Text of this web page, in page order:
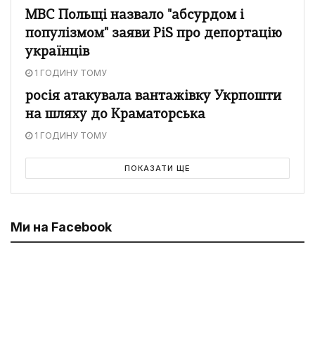
МВС Польщі назвало "абсурдом і
популізмом" заяви PiS про депортацію
українців
1 ГОДИНУ ТОМУ
росія атакувала вантажівку Укрпошти
на шляху до Краматорська
1 ГОДИНУ ТОМУ
ПОКАЗАТИ ЩЕ
Ми на Facebook